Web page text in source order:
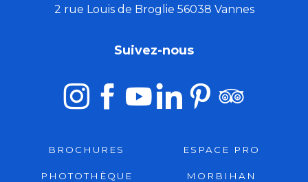
2 rue Louis de Broglie 56038 Vannes
Suivez-nous
BROCHURES ESPACE PRO
PHOTOTHÈQUE
MORBIHAN